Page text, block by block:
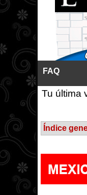
FAQ
Tu última
Índice